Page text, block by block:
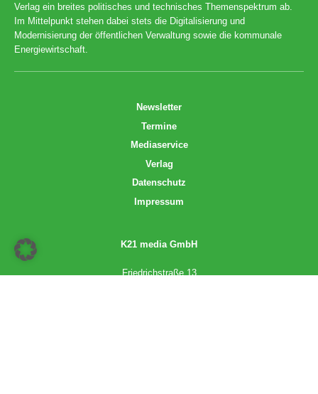
Verlag ein breites politisches und technisches Themenspektrum ab.
Im Mittelpunkt stehen dabei stets die Digitalisierung und
Modernisierung der öffentlichen Verwaltung sowie die kommunale
Energiewirtschaft.
Newsletter
Termine
Mediaservice
Verlag
Datenschutz
Impressum
K21 media GmbH
Friedrichstraße 13